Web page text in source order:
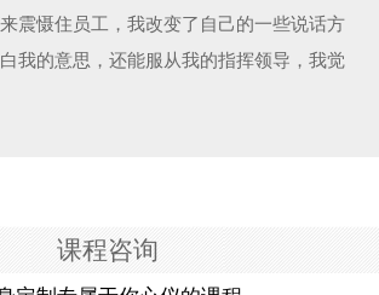
震慑住员工，我改变了自己的一些说话方
我的意思，还能服从我的指挥领导，我觉
课程咨询